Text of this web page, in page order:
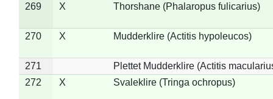
269 X Thorshane (Phalaropus fulicarius)
270 X Mudderklire (Actitis hypoleucos)
271
Plettet Mudderklire (Actitis
272
X Svaleklire (Tringa ochropus)